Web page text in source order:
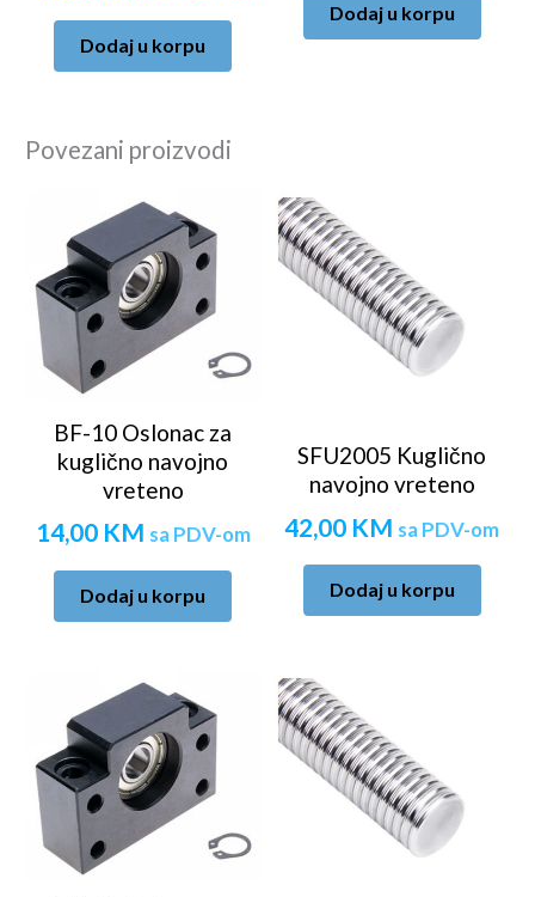
Dodaj u korpu
Dodaj u korpu
Povezani proizvodi
BF-10 Oslonac za
kuglično navojno
vreteno
14,00 KM sa PDV-om
Dodaj u korpu
SFU2005 Kuglično
navojno vreteno
42,00 KM sa PDV-om
Dodaj u korpu